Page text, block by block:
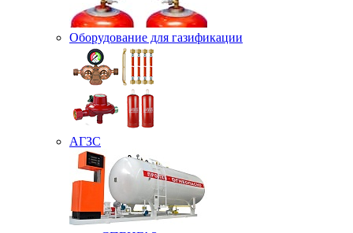
Оборудование для газификации
АГЗС